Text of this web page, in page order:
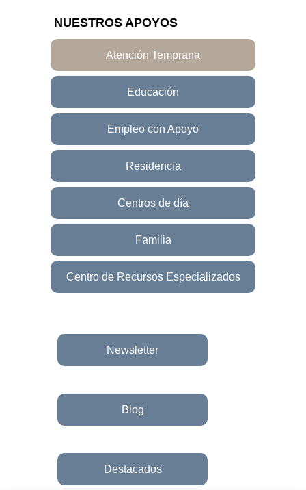
NUESTROS APOYOS
Atención Temprana
Educación
Empleo con Apoyo
Residencia
Centros de día
Familia
Centro de Recursos Especializados
Newsletter
Blog
Destacados